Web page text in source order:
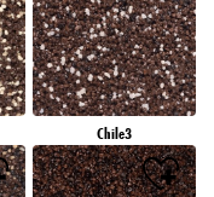
Chile3